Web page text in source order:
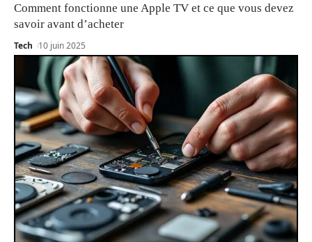
Comment fonctionne une Apple TV et ce que vous devez
savoir avant d’acheter
Tech 10 juin 2025